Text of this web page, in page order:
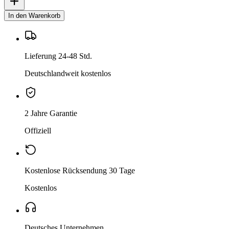
In den Warenkorb
Lieferung 24-48 Std.
Deutschlandweit kostenlos
2 Jahre Garantie
Offiziell
Kostenlose Rücksendung 30 Tage
Kostenlos